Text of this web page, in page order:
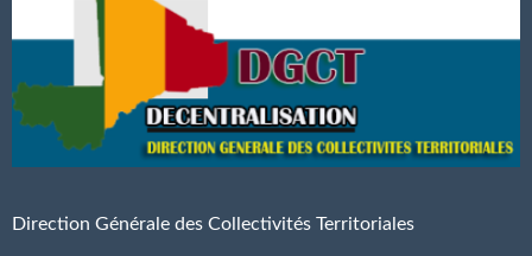
Direction Générale des Collectivités Territoriales